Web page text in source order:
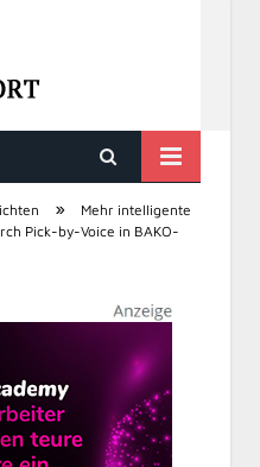
»
Mehr intelligente
Pick-by-Voice in BAKO-